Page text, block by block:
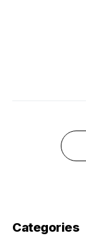
Categories